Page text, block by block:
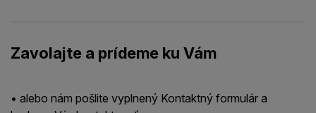
Zavolajte a prídeme ku Vám
• alebo nám pošlite vyplnený Kontaktný formulár a